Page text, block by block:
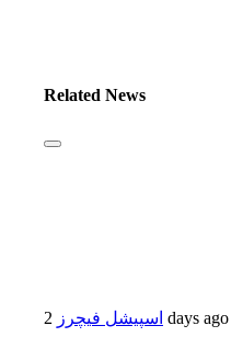
Related News
اسپیشل فیچرز 2 days ago